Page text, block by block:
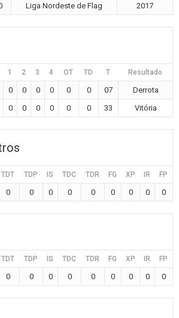
Liga Nordeste de Flag 2017
1 2 3 4 OT TD T Resultado
0 0 0 0 0 0 07
Derrota
0 0 0 0 0 0 33 Vitória
TDT TDP IS TDC TDR FG XP IR FP
0 0 0 0 0 0 0 0 0
TDT TDP IS TDC TDR FG XP IR FP
0 0 0 0 0 0 0 0 0